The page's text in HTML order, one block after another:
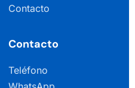
Contacto
Contacto
Teléfono